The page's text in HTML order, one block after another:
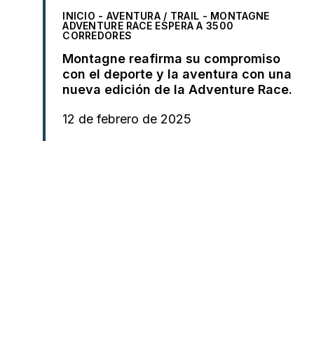
INICIO - AVENTURA / TRAIL - MONTAGNE
ADVENTURE RACE ESPERA A 3500
CORREDORES
Montagne reafirma su compromiso
con el deporte y la aventura con una
nueva edición de la Adventure Race.
12 de febrero de 2025